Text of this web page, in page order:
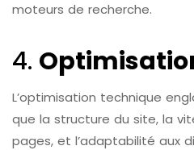
moteurs de recherche.
4.
L’optimisation technique
que la structure du site, la
pages, et l’adaptabilité aux